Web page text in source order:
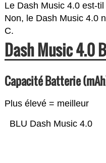
Le Dash Music 4.0 est-
Non, le Dash Music 4.0
C.
Dash Music 4.0
Capacité Batterie
Plus élevé = meilleur
BLU Dash Music 4.0